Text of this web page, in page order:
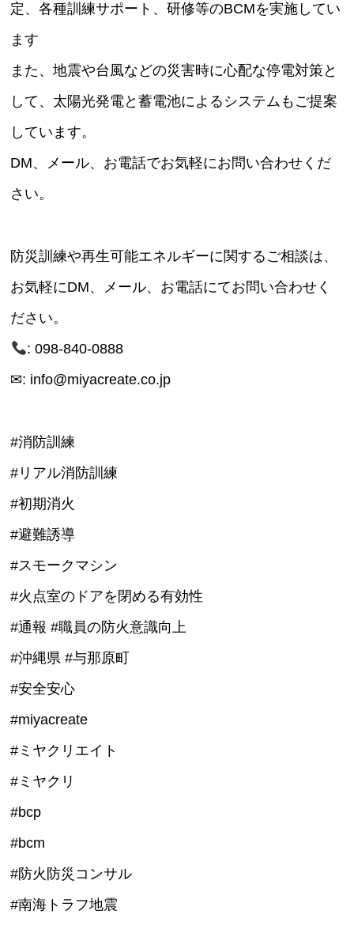
定、各種訓練サポート、研修等のBCMを実施してい
ます
また、地震や台風などの災害時に心配な停電対策と
して、太陽光発電と蓄電池によるシステムもご提案
しています。
DM、メール、お電話でお気軽にお問い合わせくだ
さい。
防災訓練や再生可能エネルギーに関するご相談は、
お気軽にDM、メール、お電話にてお問い合わせく
ださい。
: 098-840-0888
✉: info@miyacreate.co.jp
#消防訓練
#リアル消防訓練
#初期消火
#避難誘導
#スモークマシン
#火点室のドアを閉める有効性
#通報 #職員の防火意識向上
#沖縄県 #与那原町
#安全安心
#miyacreate
#ミヤクリエイト
#ミヤクリ
#bcp
#bcm
#防火防災コンサル
#南海トラフ地震